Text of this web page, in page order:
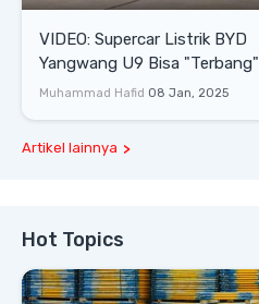
VIDEO: Supercar Listrik BYD
Yangwang U9 Bisa "Terbang"
Lewati Rintangan
Muhammad Hafid 08 Jan, 2025
Artikel lainnya
Hot Topics